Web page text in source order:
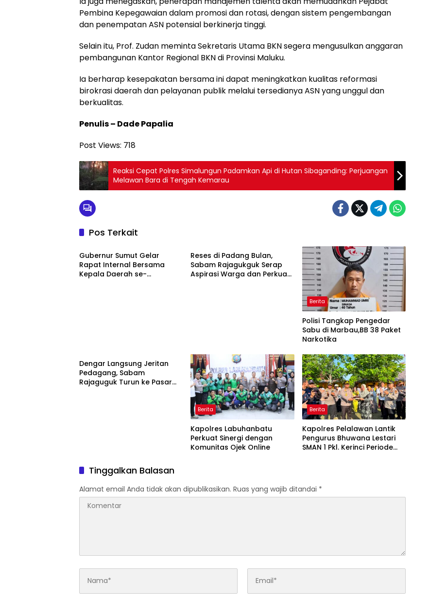
Pembina Kepegawaian dalam promosi dan rotasi, dengan sistem pengembangan
dan penempatan ASN potensial berkinerja tinggi.
Selain itu, Prof. Zudan meminta Sekretaris Utama BKN segera mengusulkan anggaran
pembangunan Kantor Regional BKN di Provinsi Maluku.
Ia berharap kesepakatan bersama ini dapat meningkatkan kualitas reformasi
birokrasi daerah dan pelayanan publik melalui tersedianya ASN yang unggul dan
berkualitas.
Penulis – Dade Papalia
Post Views: 718
Reaksi Cepat Polres Simalungun Padamkan Api di Hutan Sibaganding: Perjuangan
Melawan Bara di Tengah Kemarau
Pos Terkait
Berita
Gubernur Sumut Gelar
Rapat Internal Bersama
Kepala Daerah se-
Reses di Padang Bulan,
Sabam Rajagukguk Serap
Aspirasi Warga dan Perkuat
Berita
Polisi Tangkap Pengedar
Sabu di Marbau,BB 38 Paket
Narkotika
Dengar Langsung Jeritan
Pedagang, Sabam
Rajaguguk Turun ke Pasar
Berita
Kapolres Labuhanbatu
Perkuat Sinergi dengan
Komunitas Ojek Online
Berita
Kapolres Pelalawan Lantik
Pengurus Bhuwana Lestari
SMAN 1 Pkl. Kerinci Periode
Tinggalkan Balasan
Alamat email Anda tidak akan dipublikasikan. Ruas yang wajib ditandai *